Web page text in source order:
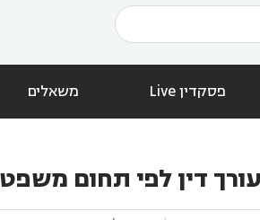
פסקדין Live משאלים
דין לפי תחום